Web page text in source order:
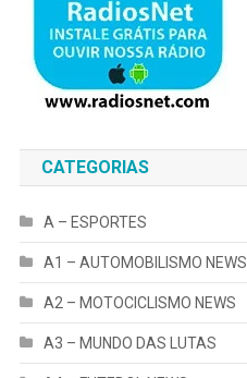
CATEGORIAS
A – ESPORTES
A1 – AUTOMOBILISMO NEWS
A2 – MOTOCICLISMO NEWS
A3 – MUNDO DAS LUTAS